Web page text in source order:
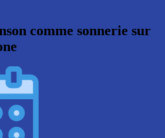
comme sonnerie sur